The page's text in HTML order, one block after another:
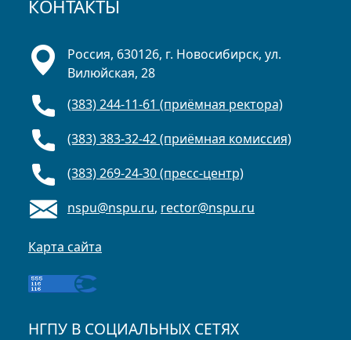
КОНТАКТЫ
Россия, 630126, г. Новосибирск, ул.
Вилюйская, 28
(383) 244-11-61 (приёмная ректора)
(383) 383-32-42 (приёмная комиссия)
(383) 269-24-30 (пресс-центр)
nspu@nspu.ru, rector@nspu.ru
Карта сайта
НГПУ В СОЦИАЛЬНЫХ СЕТЯХ